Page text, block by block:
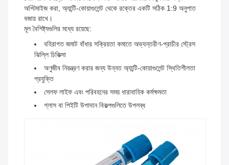
অপ্টিমাইজ করা, অ্যান্টি-কোয়াগুলেন্ট থেকে রক্তের একটি সঠিক 1:9 অনুপাত
বজায় রাখে।
মূল বৈশিষ্ট্যগুলির মধ্যে রয়েছে:
বহিরাগত জমাট বাঁধার সক্রিয়তা কমাতে অভ্যন্তরীণ-প্রাচীর স্ট্রেস
ঝিল্লি চিকিত্সা
অণুজীব নিয়ন্ত্রণ করার জন্য উন্নত অ্যান্টি-কোয়াগুলেন্ট স্থিতিশীলতা
প্রযুক্তি
সেলফ লাইফ এবং পরিবহনের সময় ধারাবাহিক কর্মক্ষমতা
গ্লাস বা পিইটি উপাদান বিকল্পগুলিতে উপলব্ধ